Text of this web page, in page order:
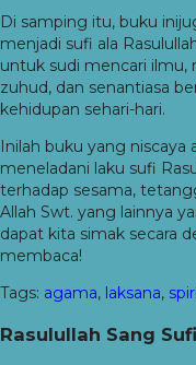
Di samping itu, buku
menjadi sufi ala
untuk sudi mencari ilmu,
zuhud, dan senantiasa
kehidupan sehari-hari.
Inilah buku yang
meneladani laku sufi
terhadap sesama,
Allah Swt. yang lainnya
dapat kita simak secara
membaca!
Tags: agama, laksana,
Rasulullah Sang